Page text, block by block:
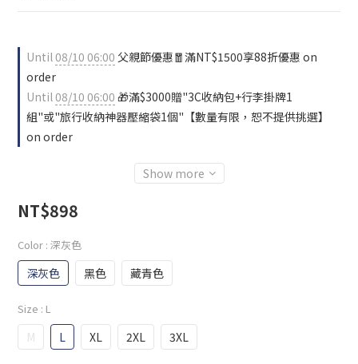
Until08/10 06:00 父親節優惠🧧滿NT$1500享88折優惠 on
order
Until08/10 06:00 🎁滿$3000贈"3C收納包+行李掛牌1
組"或"旅行收納神器壓縮袋1個"【數量有限，恕不提供挑選】
on order
Show more
NT$898
Color : 深灰色
深灰色 黑色 藏青色
Size : L
M L XL 2XL 3XL